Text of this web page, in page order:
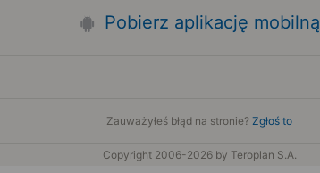
Pobierz aplikację mobilną
Zauważyłeś błąd na stronie? Zgłoś to
Copyright 2006-2026 by Teroplan S.A.